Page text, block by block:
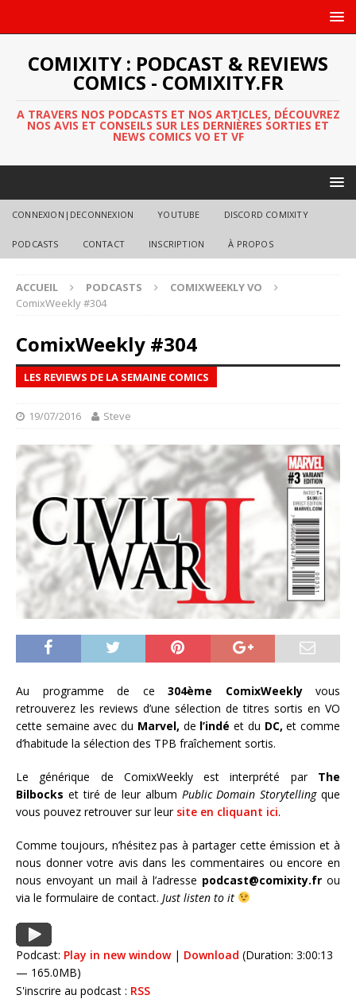
COMIXITY : PODCAST & REVIEWS
COMICS - COMIXITY.FR
A TRAVERS NOS PODCASTS ET NOS ARTICLES, DÉCOUVREZ
NOS AVIS ET CONSEILS SUR LES DERNIÈRES SORTIES ET
NEWS COMICS VO ET VF
CONNEXION|DECONNEXION YOUTUBE DISCORD COMIXITY
PODCASTS CONTACT INSCRIPTION À PROPOS
ACCUEIL PODCASTS
COMIXWEEKLY VO
ComixWeekly #304
ComixWeekly #304
LES REVIEWS DE LA SEMAINE COMICS
19/07/2016 Steve
Au programme de ce 304ème ComixWeeklyvous
retrouverez les reviews d’une sélection de titres sortis en VO
cette semaine avec du Marvel, de l’indé et du DC, et comme
d’habitude la sélection des TPB fraîchement sortis.
Le générique de ComixWeekly est interprété par The
Bilbocks et tiré de leur album Public Domain Storytellingque
vous pouvez retrouver sur leursite en cliquant ici.
Comme toujours, n’hésitez pas à partager cette émission et à
nous donner votre avis dans les commentaires ou encore en
nous envoyant un mail à l’adresse podcast@comixity.fr ou
via le formulaire de contact. Just listen to it
Podcast: Play in new window| Download (Duration: 3:00:13
— 165.0MB)
S'inscrire au podcast : RSS